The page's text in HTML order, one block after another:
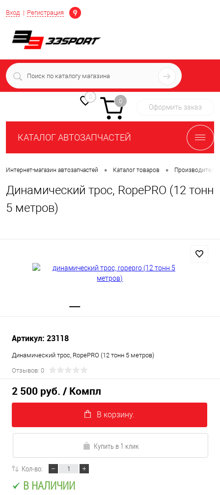
Вход Регистрация
Определение
+7 (939) 716-10-06
пн-пт 7:00-16:00 МСК
0
0
Оформить заказ
КАТАЛОГ АВТОЗАПЧАСТЕЙ
Интернет-магазин автозапчастей • Каталог товаров • Производители
Динамический трос, RopePRO (12 тонн
5 метров)
Артикул: 23118
Динамический трос, RopePRO (12 тонн 5 метров)
Отзывов: 0
2 500 руб. / Компл
В корзину.
Купить в 1 клик
Кол-во:
В НАЛИЧИИ